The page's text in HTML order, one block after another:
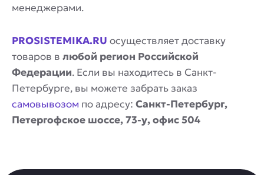
менеджерами.
PROSISTEMIKA.RU осуществляет доставку
товаров в любой регион Российской
Федерации. Если вы находитесь в Санкт-
Петербурге, вы можете забрать заказ
самовывозом по адресу: Санкт-Петербург,
Петергофское шоссе, 73-у, офис 504